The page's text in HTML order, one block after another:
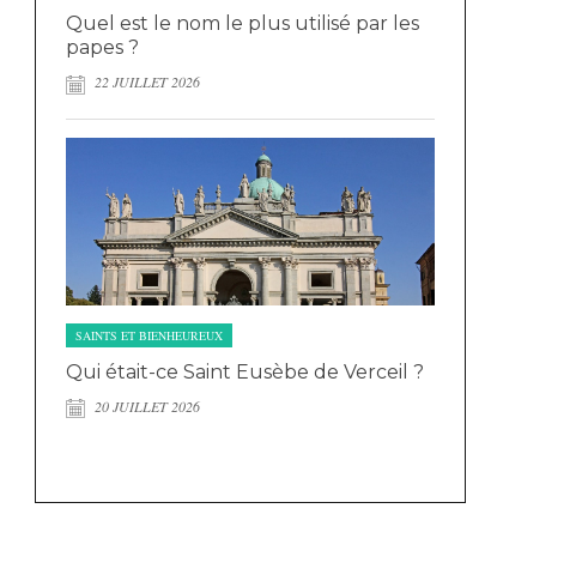
Quel est le nom le plus utilisé par les
papes ?
22 JUILLET 2026
SAINTS ET BIENHEUREUX
Qui était-ce Saint Eusèbe de Verceil ?
20 JUILLET 2026